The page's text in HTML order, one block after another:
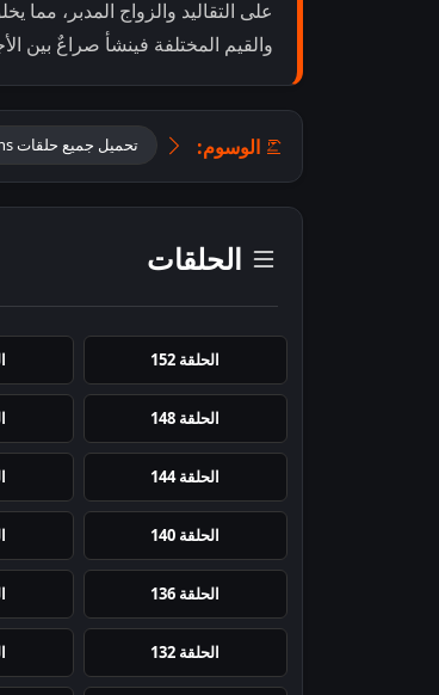
على التقاليد والزواج المدبر،
والقيم المختلفة فينشأ صراعٌ بين
الوسوم: تحميل جميع حلقات Mahadev And Sons مترجمة
الحلقات
الحلقة 152
الحلقة 148
الحلقة 144
الحلقة 140
الحلقة 136
الحلقة 132